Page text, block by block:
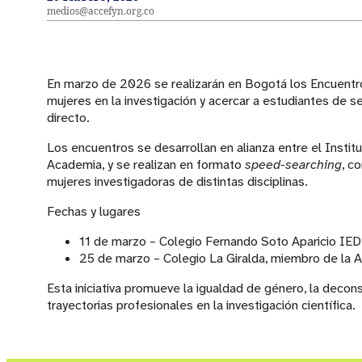
medios@accefyn.org.co
En marzo de 2026 se realizarán en Bogotá los
mujeres en la investigación y acercar a estudiantes de
directo.
Los encuentros se desarrollan en alianza entre el
Academia, y se realizan en formato speed-searching,
mujeres investigadoras de distintas disciplinas.
Fechas y lugares
11 de marzo – Colegio Fernando Soto Aparicio IED
25 de marzo – Colegio La Giralda, miembro de la
Esta iniciativa promueve la igualdad de género, la
trayectorias profesionales en la investigación científica.